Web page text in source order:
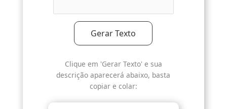
Gerar Texto
Clique em 'Gerar Texto' e sua
descrição aparecerá abaixo, basta
copiar e colar: